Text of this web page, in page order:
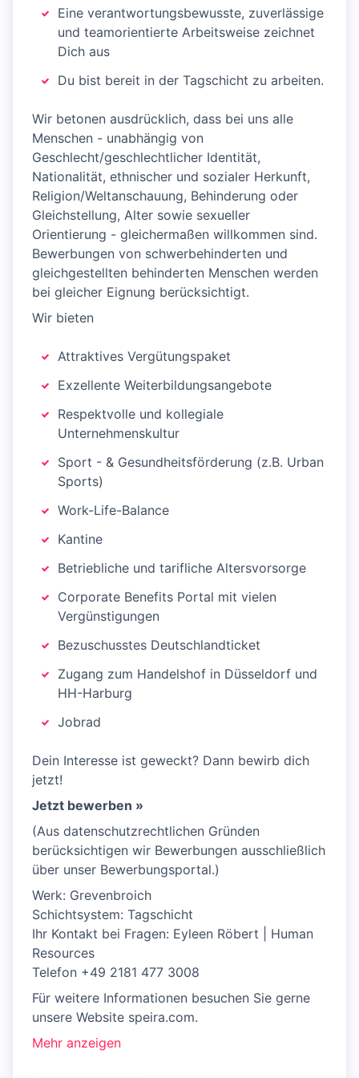
Eine verantwortungsbewusste, zuverlässige
und teamorientierte Arbeitsweise zeichnet
Dich aus
Du bist bereit in der Tagschicht zu arbeiten.
Wir betonen ausdrücklich, dass bei uns alle
Menschen - unabhängig von
Geschlecht/geschlechtlicher Identität,
Nationalität, ethnischer und sozialer Herkunft,
Religion/Weltanschauung, Behinderung oder
Gleichstellung, Alter sowie sexueller
Orientierung - gleichermaßen willkommen sind.
Bewerbungen von schwerbehinderten und
gleichgestellten behinderten Menschen werden
bei gleicher Eignung berücksichtigt.
Wir bieten
Attraktives Vergütungspaket
Exzellente Weiterbildungsangebote
Respektvolle und kollegiale
Unternehmenskultur
Sport - & Gesundheitsförderung (z.B. Urban
Sports)
Work-Life-Balance
Kantine
Betriebliche und tarifliche Altersvorsorge
Corporate Benefits Portal mit vielen
Vergünstigungen
Bezuschusstes Deutschlandticket
Zugang zum Handelshof in Düsseldorf und
HH-Harburg
Jobrad
Dein Interesse ist geweckt? Dann bewirb dich
jetzt!
Jetzt bewerben »
(Aus datenschutzrechtlichen Gründen
berücksichtigen wir Bewerbungen ausschließlich
über unser Bewerbungsportal.)
Werk: Grevenbroich
Schichtsystem: Tagschicht
Ihr Kontakt bei Fragen: Eyleen Röbert | Human
Resources
Telefon +49 2181 477 3008
Für weitere Informationen besuchen Sie gerne
unsere Website speira.com.
Mehr anzeigen